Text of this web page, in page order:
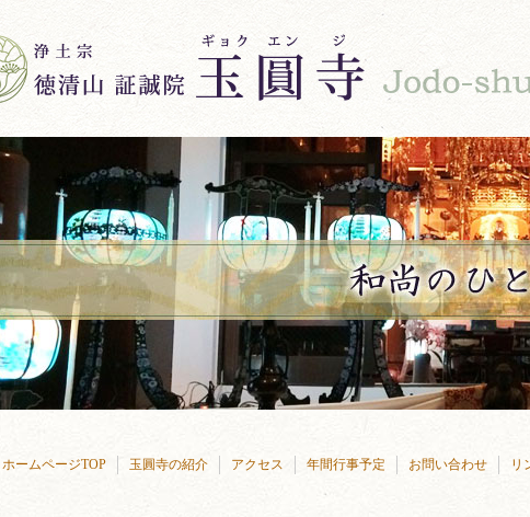
ホームページTOP 玉圓寺の紹介 アクセス 年間行事予定 お問い合わせ リ